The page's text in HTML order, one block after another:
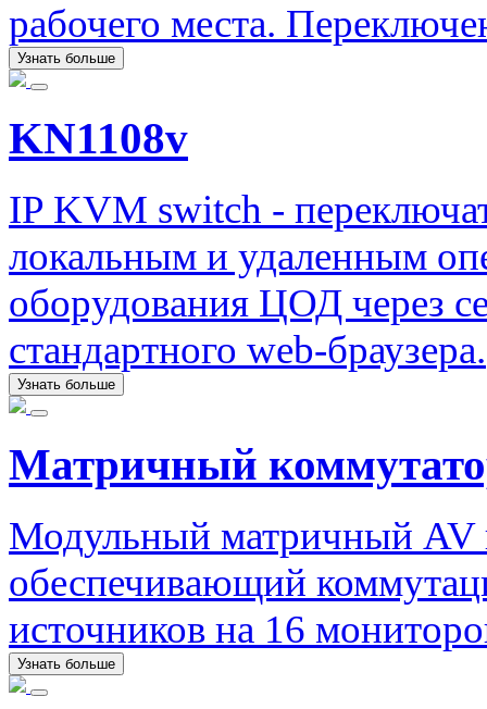
рабочего места.
Узнать больше
KN1108v
IP KVM switch -
локальным и удаленным
оборудования ЦОД через
стандартного web-браузера.
Узнать больше
Матричный
Модульный матричный AV
обеспечивающий
источников на 16
Узнать больше